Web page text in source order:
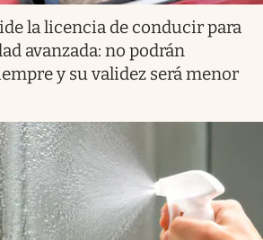
la licencia de conducir para
avanzada: no podrán
y su validez será menor